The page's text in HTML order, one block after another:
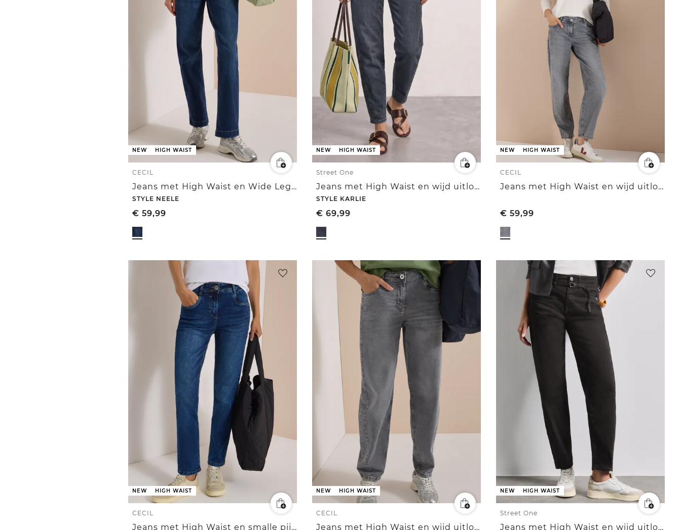
NEW HIGH WAIST
CECIL
Jeans met High Waist en Wide Leg pijpen in een Loose Fit pasvorm
STYLE NEELE
€ 59,99
NEW HIGH WAIST
Street One
Jeans met High Waist en wijd uitlopende pijpen in een Loose Fit pasvorm
STYLE KARLIE
€ 69,99
NEW HIGH WAIST
CECIL
Jeans met High Waist en wijd uitlopende pijpen in een Loose Fit-pasvorm
€ 59,99
NEW HIGH WAIST
CECIL
Jeans met High Waist en smalle pijpen in Slim Fit
NEW HIGH WAIST
CECIL
Jeans met High Waist en wijd uitlopende pijpen in een Loose Fit-pasvorm
NEW HIGH WAIST
Street One
Jeans met High Waist en wijd uitlopende pijpen in een Loose Fit pasvorm